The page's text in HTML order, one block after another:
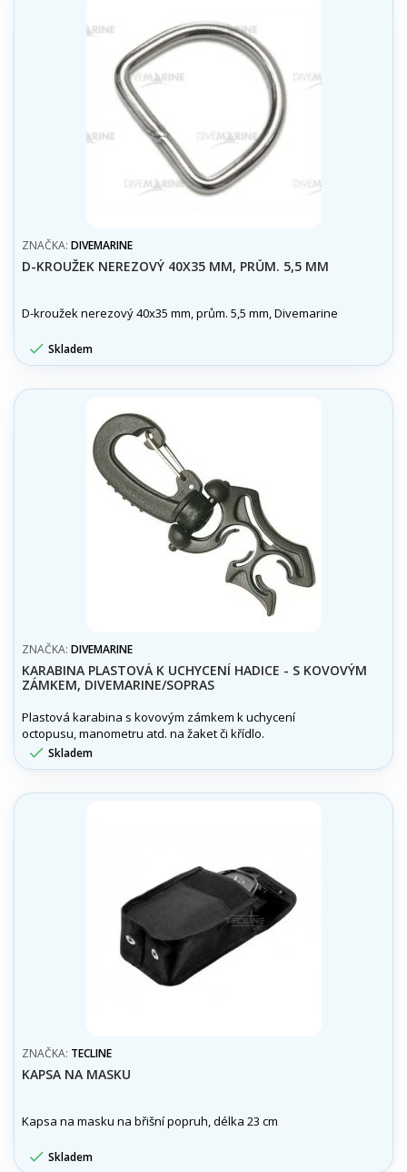
ZNAČKA: DIVEMARINE
D-KROUŽEK NEREZOVÝ 40X35 MM, PRŮM. 5,5 MM
D-kroužek nerezový 40x35 mm, prům. 5,5 mm, Divemarine
 Skladem
ZNAČKA: DIVEMARINE
KARABINA PLASTOVÁ K UCHYCENÍ HADICE - S KOVOVÝM
ZÁMKEM, DIVEMARINE/SOPRAS
Plastová karabina s kovovým zámkem k uchycení
octopusu, manometru atd. na žaket či křídlo.
 Skladem
ZNAČKA: TECLINE
KAPSA NA MASKU
Kapsa na masku na břišní popruh, délka 23 cm
 Skladem